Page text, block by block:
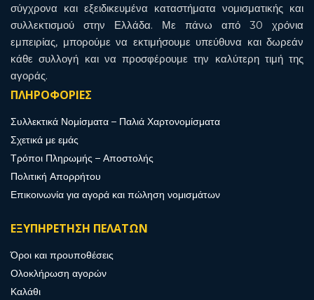
σύγχρονα και εξειδικευμένα καταστήματα νομισματικής και
συλλεκτισμού στην Ελλάδα. Με πάνω από 30 χρόνια
εμπειρίας, μπορούμε να εκτιμήσουμε υπεύθυνα και δωρεάν
κάθε συλλογή και να προσφέρουμε την καλύτερη τιμή της
αγοράς.
ΠΛΗΡΟΦΟΡΙΕΣ
Συλλεκτικά Νομίσματα – Παλιά Χαρτονομίσματα
Σχετικά με εμάς
Τρόποι Πληρωμής – Αποστολής
Πολιτική Απορρήτου
Επικοινωνία για αγορά και πώληση νομισμάτων
ΕΞΥΠΗΡΕΤΗΣΗ ΠΕΛΑΤΩΝ
Όροι και προυποθέσεις
Ολοκλήρωση αγορών
Καλάθι